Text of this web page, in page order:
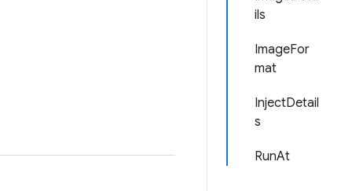
ils
ImageFor
mat
InjectDetail
s
RunAt